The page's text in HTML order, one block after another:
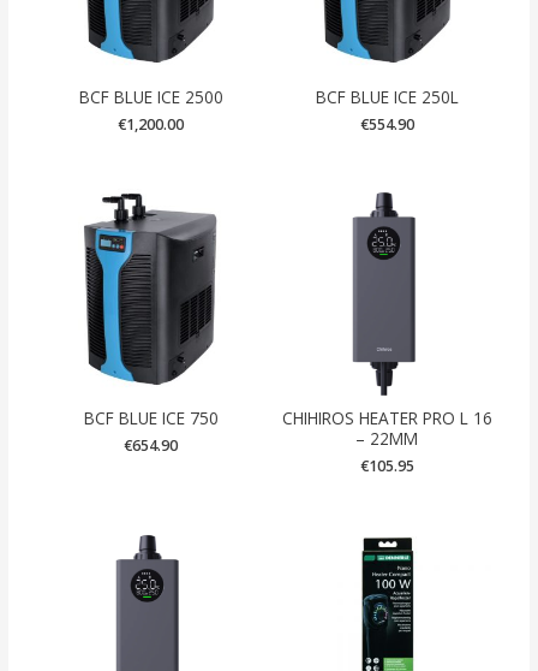
BCF BLUE ICE 2500
€1,200.00
BCF BLUE ICE 250L
€554.90
BCF BLUE ICE 750
€654.90
CHIHIROS HEATER PRO L 16
– 22MM
€105.95